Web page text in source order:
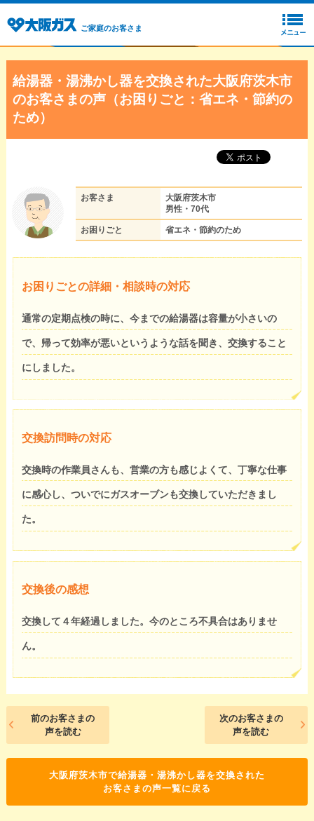
ご家庭のお客さま
給湯器・湯沸かし器を交換された大阪府茨木市
のお客さまの声（お困りごと：省エネ・節約の
ため）
お客さま
大阪府茨木市
男性・70代
お困りごと 省エネ・節約のため
お困りごとの詳細・相談時の対応
通常の定期点検の時に、今までの給湯器は容量が小さいの
で、帰って効率が悪いというような話を聞き、交換すること
にしました。
交換訪問時の対応
交換時の作業員さんも、営業の方も感じよくて、丁寧な仕事
に感心し、ついでにガスオーブンも交換していただきまし
た。
交換後の感想
交換して４年経過しました。今のところ不具合はありませ
ん。
前のお客さまの
声を読む
次のお客さまの
声を読む
大阪府茨木市で給湯器・湯沸かし器を交換された
お客さまの声一覧に戻る